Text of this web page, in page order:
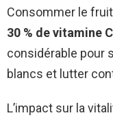
Consommer le
30 % de vitamine
considérable pour
blancs et lutter
L’impact sur la